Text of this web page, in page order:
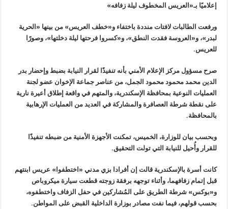
إعلاميًا بـ«العريس المخطوف ليلة زفافه»
ورفعت الطالبات لافتات منددة باختفاء و«خطف العريس» من بينها «الحرية
لبدر»، و«العروسة فقدت النطق»، و«كسروا فرحتها ليلة دخلتها»، وصورًا
للعريس.
صرح مسؤول مركز الإعلام الأمني بأنه تنفيذًا لقرار النيابة بضبط وإحضار بدر
الدين محمد محمود محمود الجمل، من عناصر جماعة الإخوان عضو لجنة
العمليات النوعية بمحافظة الإسكندرية، والمتهم في واقعة إطلاق أعيرة نارية
على نقطة شرطة العصافرة والمشاركة في العديد من العمليات الإرهابية
بالمحافظة.
وبحسب بيان للوزارة، الخميس، تمكنت الأجهزة الأمنية من ضبطه تنفيذًا
للقرار وأُحيل للنيابة التي تولت التحقيق.
كانت أسرة بالإسكندرية قالت إن أفرادا بزي مدني «اختطفوا» عريس ابنتهم
قبل إتمام زفافهما، وأثناء توجهه برفقة زوجته قطعت سيارة ميكروباص
و«بوكس» شرطة الطريق على المُشاركين في حفل الزفاف واختطفوه،
بحسب قولهم، فيما نفت مصادر بوزارة الداخلية القبض على المواطن.